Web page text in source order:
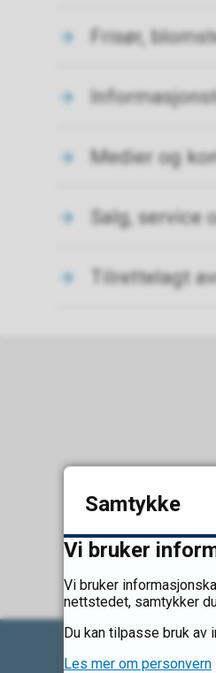
Frisør,
Medier og
Salg, service
Tilrettelagt
Samtykke
Vi bruker
Vi bruker
nettstedet, samtykker
Du kan tilpasse bruk av
Les mer om personvern